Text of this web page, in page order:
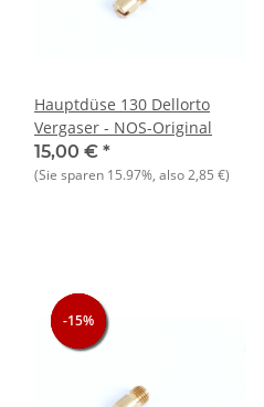
Hauptdüse 130 Dellorto
Vergaser - NOS-Original
15,00 € *
(Sie sparen 15.97%, also2,85 €)
-15%
-15%
-15%